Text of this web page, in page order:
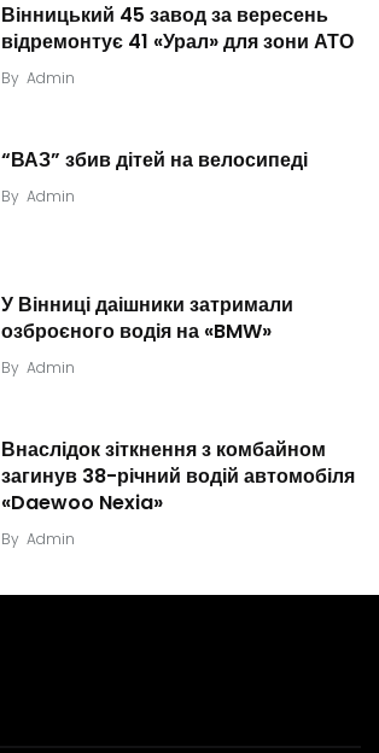
Вінницький 45 завод за вересень
відремонтує 41 «Урал» для зони АТО
By Admin
“ВАЗ” збив дітей на велосипеді
By Admin
У Вінниці даішники затримали
озброєного водія на «BMW»
By Admin
Внаслідок зіткнення з комбайном
загинув 38-річний водій автомобіля
«Daewoo Nexia»
By Admin